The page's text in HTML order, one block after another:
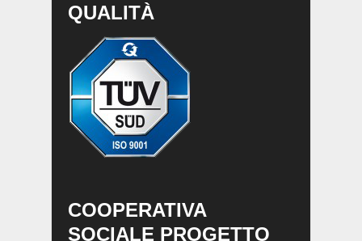
QUALITÀ
COOPERATIVA
SOCIALE PROGETTO